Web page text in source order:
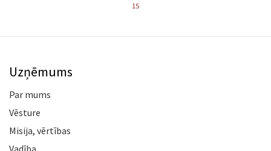
15
Uzņēmums
Par mums
Vēsture
Misija, vērtības
Vadība